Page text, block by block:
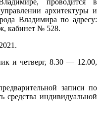
архитектуры и
Владимира по адресу:
кабинет № 528.
и четверг, 8.30 — 12.00,
записи по
средства индивидуальной